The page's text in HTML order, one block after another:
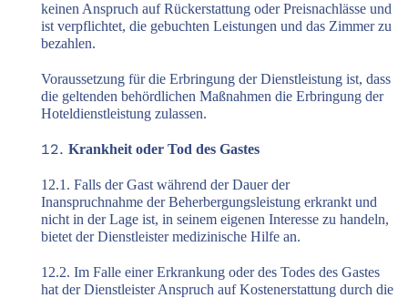
keinen Anspruch auf Rückerstattung oder Preisnachlässe und
ist verpflichtet, die gebuchten Leistungen und das Zimmer zu
bezahlen.
Voraussetzung für die Erbringung der Dienstleistung ist, dass
die geltenden behördlichen Maßnahmen die Erbringung der
Hoteldienstleistung zulassen.
Krankheit oder Tod des Gastes
12.1. Falls der Gast während der Dauer der
Inanspruchnahme der Beherbergungsleistung erkrankt und
nicht in der Lage ist, in seinem eigenen Interesse zu handeln,
bietet der Dienstleister medizinische Hilfe an.
12.2. Im Falle einer Erkrankung oder des Todes des Gastes
hat der Dienstleister Anspruch auf Kostenerstattung durch die